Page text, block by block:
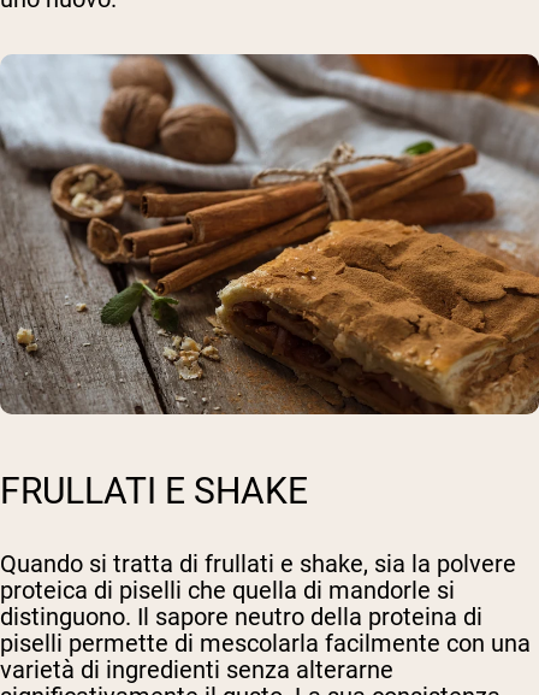
FRULLATI E SHAKE
Quando si tratta di frullati e shake, sia la polvere
proteica di piselli che quella di mandorle si
distinguono. Il sapore neutro della proteina di
piselli permette di mescolarla facilmente con una
varietà di ingredienti senza alterarne